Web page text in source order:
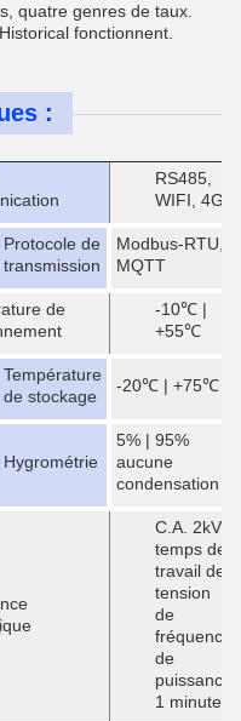
quatre genres de taux.
fonctionnent.
:
RS485,
WIFI, 4G
Protocole de
transmission
Modbus-RTU,
MQTT
de
-10℃ |
+55℃
Température
de stockage
-20℃ | +75℃
Hygrométrie
5% | 95%
aucune
condensation
C.A. 2kV,
temps de
travail de
tension
de
fréquence
de
puissance
1 minute